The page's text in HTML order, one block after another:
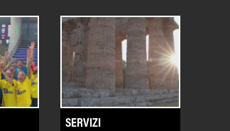
SERVIZI